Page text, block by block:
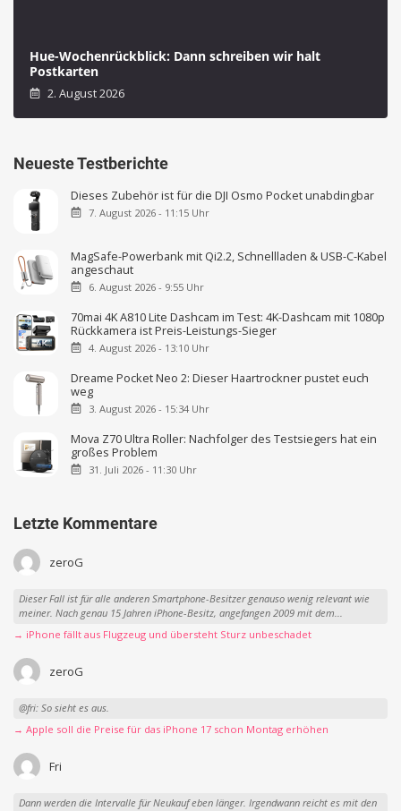
Hue-Wochenrückblick: Dann schreiben wir halt
Postkarten
2. August 2026
Neueste Testberichte
Dieses Zubehör ist für die DJI Osmo Pocket unabdingbar
7. August 2026 - 11:15 Uhr
MagSafe-Powerbank mit Qi2.2, Schnellladen & USB-C-Kabel
angeschaut
6. August 2026 - 9:55 Uhr
70mai 4K A810 Lite Dashcam im Test: 4K-Dashcam mit 1080p
Rückkamera ist Preis-Leistungs-Sieger
4. August 2026 - 13:10 Uhr
Dreame Pocket Neo 2: Dieser Haartrockner pustet euch
weg
3. August 2026 - 15:34 Uhr
Mova Z70 Ultra Roller: Nachfolger des Testsiegers hat ein
großes Problem
31. Juli 2026 - 11:30 Uhr
Letzte Kommentare
zeroG
Dieser Fall ist für alle anderen Smartphone-Besitzer genauso wenig relevant wie
meiner. Nach genau 15 Jahren iPhone-Besitz, angefangen 2009 mit dem...
→ iPhone fällt aus Flugzeug und übersteht Sturz unbeschadet
zeroG
@fri: So sieht es aus.
→ Apple soll die Preise für das iPhone 17 schon Montag erhöhen
Fri
Dann werden die Intervalle für Neukauf eben länger. Irgendwann reicht es mit den